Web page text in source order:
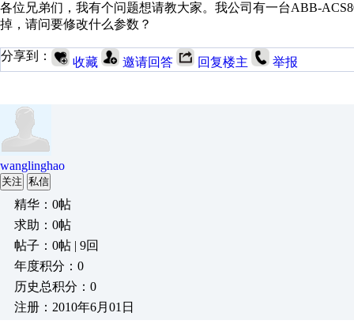
各位兄弟们，我有个问题想请教大家。我公司有一台ABB-
掉，请问要修改什么参数？
分享到： 收藏 邀请回答 回复楼主 举报
wanglinghao
关注 私信
精华：0帖
求助：0帖
帖子：0帖 | 9回
年度积分：0
历史总积分：0
注册：2010年6月01日